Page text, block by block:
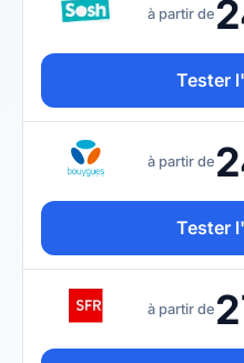
à partir de
Tester
à partir de
Tester
à partir de